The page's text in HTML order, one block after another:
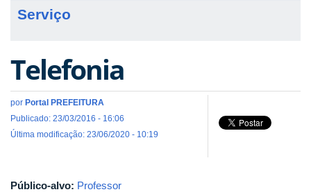
Serviço
Telefonia
por Portal PREFEITURA
Publicado: 23/03/2016 - 16:06
Última modificação: 23/06/2020 - 10:19
Público-alvo: Professor